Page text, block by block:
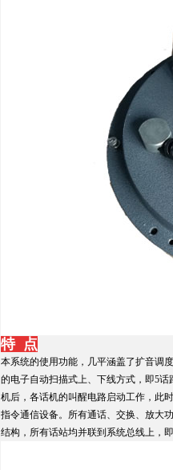
特 点
本系统的使用功能，几平涵盖了扩音调
的电子自动扫描式上、下线方式，即5
机后，各话机的叫醒电路启动工作，此
指令通信设备。所有通话、交换、放大
结构，所有话站均并联到系统总线上，